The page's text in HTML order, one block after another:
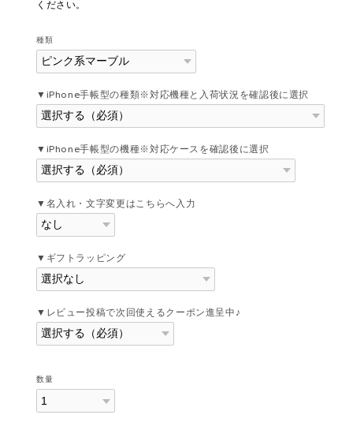
ください。
種類
▼iPhone手帳型の種類※対応機種と入荷状況を確認後に選択
▼iPhone手帳型の機種※対応ケースを確認後に選択
▼名入れ・文字変更はこちらへ入力
▼ギフトラッピング
▼レビュー投稿で次回使えるクーポン進呈中♪
数量